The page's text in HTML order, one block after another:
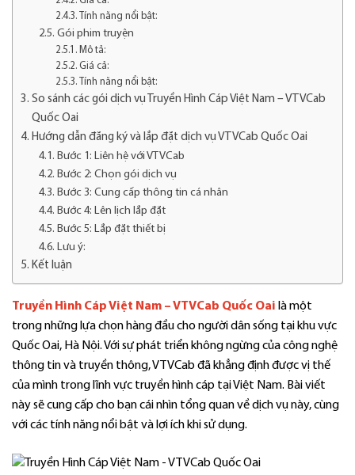
Tính năng nổi bật:
Gói phim truyện
Mô tả:
Giá cả:
Tính năng nổi bật:
So sánh các gói dịch vụ Truyền Hình Cáp Việt Nam – VTVCab
Quốc Oai
Hướng dẫn đăng ký và lắp đặt dịch vụ VTVCab Quốc Oai
Bước 1: Liên hệ với VTVCab
Bước 2: Chọn gói dịch vụ
Bước 3: Cung cấp thông tin cá nhân
Bước 4: Lên lịch lắp đặt
Bước 5: Lắp đặt thiết bị
Lưu ý:
Kết luận
Truyền Hình Cáp Việt Nam – VTVCab Quốc Oai là một
trong những lựa chọn hàng đầu cho người dân sống tại khu vực
Quốc Oai, Hà Nội. Với sự phát triển không ngừng của công nghệ
thông tin và truyền thông, VTVCab đã khẳng định được vị thế
của mình trong lĩnh vực truyền hình cáp tại Việt Nam. Bài viết
này sẽ cung cấp cho bạn cái nhìn tổng quan về dịch vụ này, cùng
với các tính năng nổi bật và lợi ích khi sử dụng.